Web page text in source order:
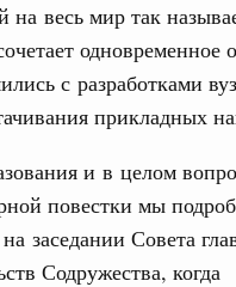
на весь мир так
одновременное
с разработками
прикладных
и в целом
повестки мы
заседании Совета
Содружества, когда
Федерации.
и обновили
территорий
сельских